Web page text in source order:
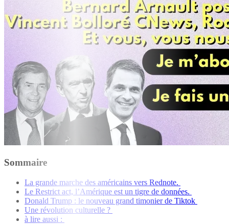
Sommaire
La grande marche des américains vers Rednote.
Le Restrict act, l’Amérique est un tigre de données.
Donald Trump : le nouveau grand timonier de Tiktok
Une révolution culturelle ?
à lire aussi :